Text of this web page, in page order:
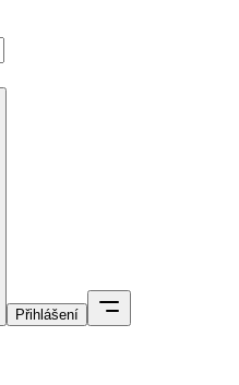
Přihlášení